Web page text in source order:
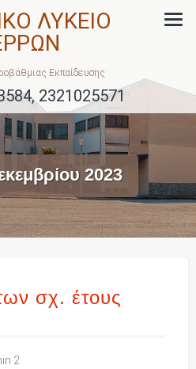
ΛΥΚΕΙΟ
Εκπαίδευσης
2321025571
2023
σχ. έτους
2